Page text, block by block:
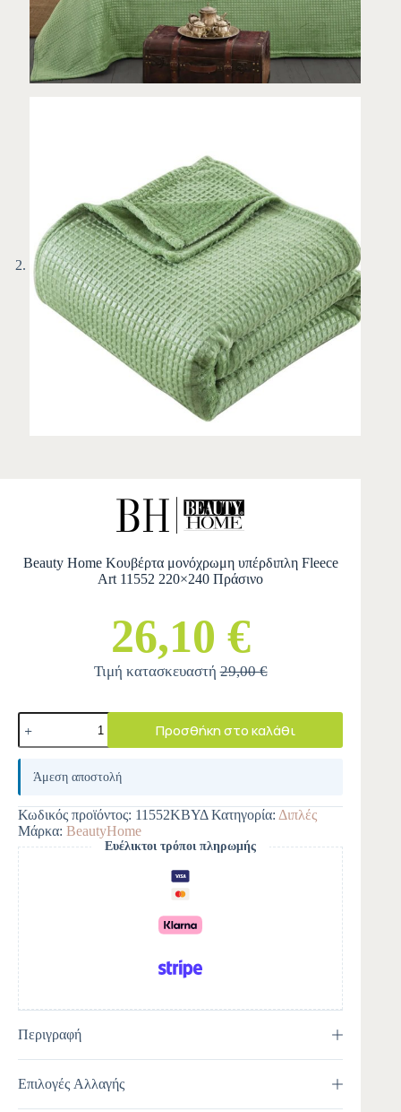
Beauty Home Κουβέρτα μονόχρωμη υπέρδιπλη Fleece
Art 11552 220×240 Πράσινο
26,10 €
Τιμή κατασκευαστή29,00 €
Προσθήκη στο καλάθι
A
e
r
n
a
t
i
v
e
:
Άμεση αποστολή
Κωδικός προϊόντος: 11552ΚΒΥΔ Κατηγορία: Διπλές
Μάρκα: BeautyHome
Ευέλικτοι τρόποι πληρωμής
Περιγραφή
Επιλογές Αλλαγής